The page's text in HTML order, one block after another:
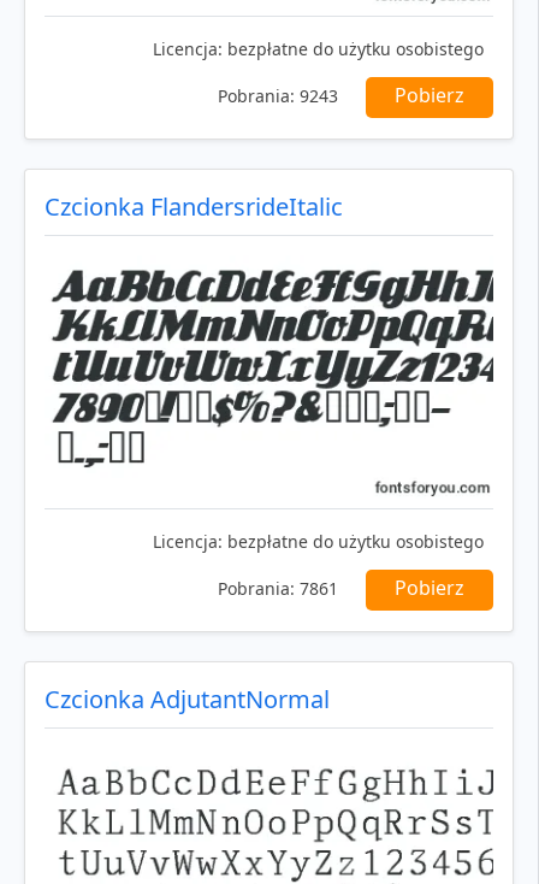
Licencja: bezpłatne do użytku osobistego
Pobrania: 9243 Pobierz
Czcionka FlandersrideItalic
Licencja: bezpłatne do użytku osobistego
Pobrania: 7861 Pobierz
Czcionka AdjutantNormal